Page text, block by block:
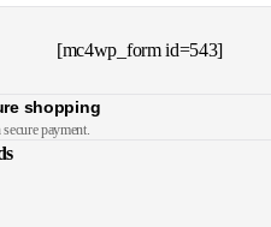
[mc4wp_form id=543]
shopping
payment.